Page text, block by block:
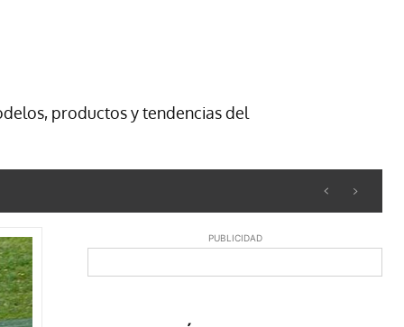
productos y tendencias del
PUBLICIDAD